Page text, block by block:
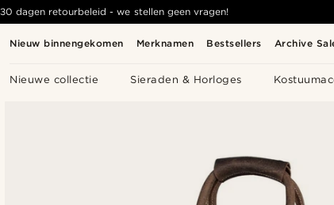
Nieuw binnengekomen Merknamen Bestsellers Archive
Nieuwe collectie Sieraden & Horloges
30 dagen retourbeleid - we stellen geen vragen!